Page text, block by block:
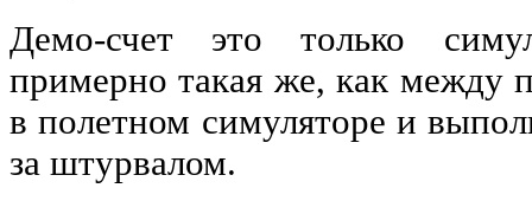
Демо-счет это только
примерно такая же, как между
в полетном симуляторе и
за штурвалом.